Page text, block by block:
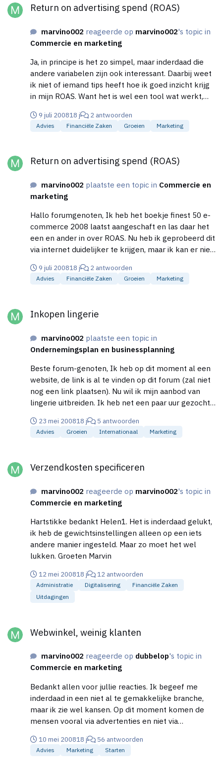
nu graag een soort gelijke guard ontwikkelen, maar
gemaakt is van duuraam kunststof. Ik denk ook aan
kunststof voor ons product. Ik heb via google
gezocht, maar nog niet mijn antwoord gevonden. Ik
heb een aantal advies bureau's gevonden, maar nog
geen daadwerkelijke producent. Hebben jullie tips
of wat helemaal mooi is, namen van bedrijven?
Super bedankt voor jullie hulp.
Return on advertising spend (ROAS)
marvino002 reageerde op marvino002's topic in
Commercie en marketing
Ja, in principe is het zo simpel, maar inderdaad die
andere variabelen zijn ook interessant. Daarbij weet
ik niet of iemand tips heeft hoe ik goed inzicht krijg
in mijn ROAS. Want het is wel een tool wat werkt,
zijn. Als je maar voldoende inzicht heb in je ROAS.
Net zoals het maximale bod op een zoekwoord. Kan
9 juli 200818 j 2 antwoorden
Advies Financiële Zaken Groeien Marketing
Return on advertising spend (ROAS)
marvino002 plaatste een topic in Commercie en
marketing
Hallo forumgenoten, Ik heb het boekje finest 50 e-
commerce 2008 laatst aangeschaft en las daar het
een en ander in over ROAS. Nu heb ik geprobeerd dit
via internet duidelijker te krijgen, maar ik kan er niet
gebruik van maakt en het een goede methode is
voor adverteren. Kennen jullie wellicht kenners of
9 juli 200818 j 2 antwoorden
Advies Financiële Zaken Groeien Marketing
Inkopen lingerie
marvino002 plaatste een topic in
Ondernemingsplan en businessplanning
Beste forum-genoten, Ik heb op dit moment al een
website, de link is al te vinden op dit forum (zal niet
nog een link plaatsen). Nu wil ik mijn aanbod van
lingerie uitbreiden. Ik heb net een paar uur gezocht,
http://www.2bsens.nl/index.php?
option=com_frontpage&Itemid=1
ben dus op zoek naar lingerie net als deze website
http://www.just4woman.nl/
http://www.chiquelingerie.nl/ Ik heb ook al op dit
forum gezocht, maar ben niet veel wijzer geworden.
Marktrapporten heb ik al gelezen mbt lingerie (via
HBD.nl). Hebben jullie wellicht tips of tricks of
betrouwbare adresjes in het buitenland? Het gaat
23 mei 200818 j 5 antwoorden
Advies Groeien Internationaal Marketing
Verzendkosten specificeren
marvino002 reageerde op marvino002's topic in
Commercie en marketing
Hartstikke bedankt Helen1. Het is inderdaad gelukt,
ik heb de gewichtsinstellingen alleen op een iets
andere manier ingesteld. Maar zo moet het wel
lukken. Groeten Marvin
12 mei 200818 j 12 antwoorden
Administratie Digitalisering
Financiële Zaken
Uitdagingen
Webwinkel, weinig klanten
marvino002 reageerde op dubbelop's topic in
Commercie en marketing
Bedankt allen voor jullie reacties. Ik begeef me
inderdaad in een niet al te gemakkelijke branche,
maar ik zie wel kansen. Op dit moment komen de
mensen vooral via advertenties en niet via
Ik ben nu tevens bezig met Google Adwords en
hoop daar meer 'doelgericht' publiek mee te krijgen.
10 mei 200818 j 56 antwoorden
Advies Marketing Starten